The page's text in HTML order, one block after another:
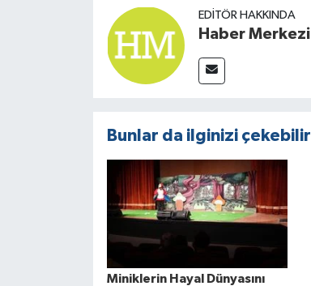
EDITÖR HAKKINDA
Haber Merkezi
Bunlar da ilginizi çekebilir
Miniklerin Hayal Dünyasını